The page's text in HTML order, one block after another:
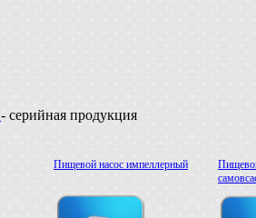
- серийная продукция
Пищевой насос импеллерный